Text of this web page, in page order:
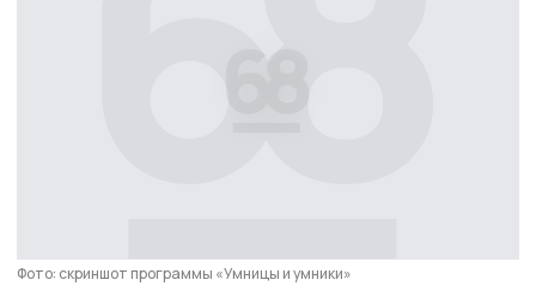
Фото: скриншот программы «Умницы и умники»